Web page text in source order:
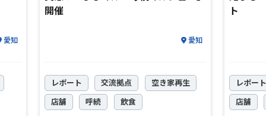
愛知
開催
愛知
レポート 交流拠点 空き家再生
店舗 呼続 飲食
ト
レポート
店舗